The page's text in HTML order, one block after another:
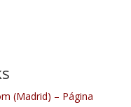
(Madrid) – Página